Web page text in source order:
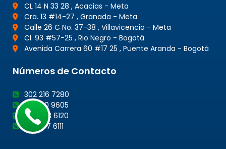
CL 14 N 33 28 , Acacias - Meta
Cra. 13 #14-27 , Granada - Meta
Calle 26 C No. 37-38 , Villavicencio - Meta
Cl. 93 #57-25 , Rio Negro - Bogotá
Avenida Carrera 60 #17 25 , Puente Aranda - Bogotá
Números de Contacto
302 216 7280
312 320 9605
302 203 6120
301 647 6111